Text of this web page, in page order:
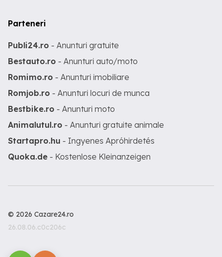
Parteneri
Publi24.ro - Anunturi gratuite
Bestauto.ro - Anunturi auto/moto
Romimo.ro - Anunturi imobiliare
Romjob.ro - Anunturi locuri de munca
Bestbike.ro - Anunturi moto
Animalutul.ro - Anunturi gratuite animale
Startapro.hu - Ingyenes Apróhirdetés
Quoka.de - Kostenlose Kleinanzeigen
© 2026 Cazare24.ro
26.08.06.c0c206c